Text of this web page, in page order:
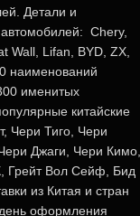
Детали и
Chery,
Wall, Lifan, BYD, ZX,
наименований
именитых
китайские
Чери Тиго, Чери
Джаги, Чери Кимо,
Грейт Вол Сейф, Бид
из Китая и стран
оформления